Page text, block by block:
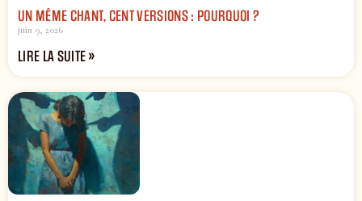
UN MÊME CHANT, CENT VERSIONS : POURQUOI ?
juin 9, 2026
LIRE LA SUITE »